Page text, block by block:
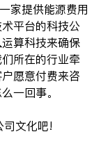
家提供能源费用
平台的科技公
运算科技来确保
所在的行业牵
户愿意付费来咨
一回事。
司文化吧!